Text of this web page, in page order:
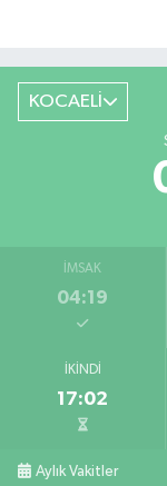
KOCAELİ
İMSAK
04:19
İKINDI
17:02
Aylık Vakitler